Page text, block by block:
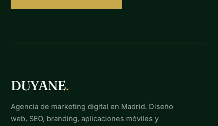
DUYANE.
Agencia de marketing digital en Madrid. Diseño
web, SEO, branding, aplicaciones móviles y